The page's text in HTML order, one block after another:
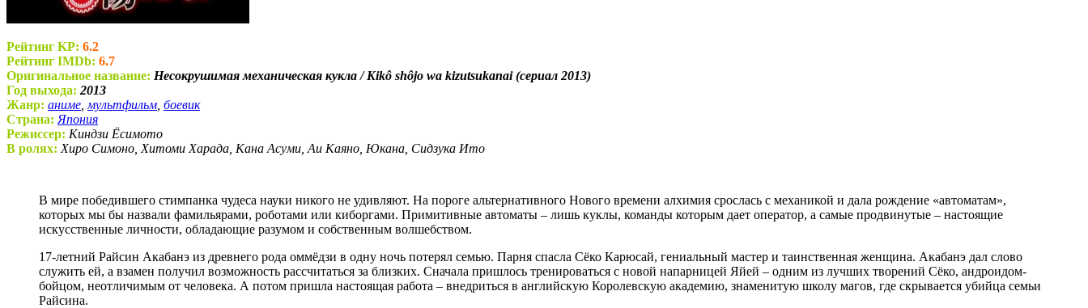
Рейтинг KP: 6.2
Рейтинг IMDb: 6.7
Оригинальное название: Несокрушимая механическая кукла / Kikô shôjo wa kizutsukanai (сериал 2013)
Год выхода: 2013
Жанр: аниме мультфильм боевик
Страна: Япония
Режиссер: Киндзи Ёсимото
В ролях: Хиро Симоно, Хитоми Харада, Кана Асуми, Аи Каяно, Юкана, Сидзука Ито
В мире победившего стимпанка чудеса науки никого не удивляют. На пороге альтернативного Нового времени алхимия срослась с механикой и дала рождение «автоматам»,
которых мы бы назвали фамильярами, роботами или киборгами. Примитивные автоматы – лишь куклы, команды которым дает оператор, а самые продвинутые – настоящие
искусственные личности, обладающие разумом и собственным волшебством.
17-летний Райсин Акабанэ из древнего рода оммёдзи в одну ночь потерял семью. Парня спасла Сёко Карюсай, гениальный мастер и таинственная женщина. Акабанэ дал слово
служить ей, а взамен получил возможность рассчитаться за близких. Сначала пришлось тренироваться с новой напарницей Яйей – одним из лучших творений Сёко, андроидом-
бойцом, неотличимым от человека. А потом пришла настоящая работа – внедриться в английскую Королевскую академию, знаменитую школу магов, где скрывается убийца семьи
Райсина.